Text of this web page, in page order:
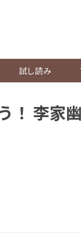
試し読み
！ 李家